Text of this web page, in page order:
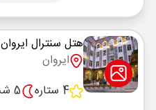
هتل سنترال ایروان
ایروان
4 ستاره
5 شب